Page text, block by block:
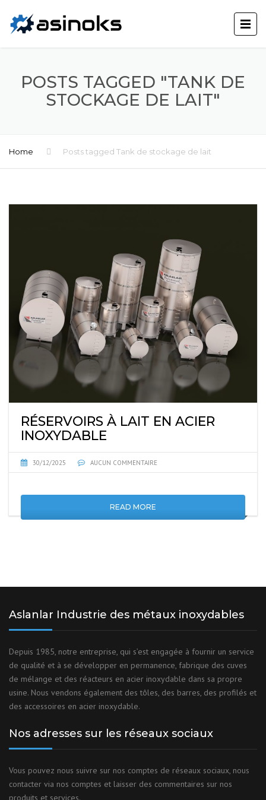
POSTS TAGGED "TANK DE
STOCKAGE DE LAIT"
Home Posts tagged Tank de stockage de lait
RÉSERVOIRS À LAIT EN ACIER
INOXYDABLE
30/12/2025 AUCUN COMMENTAIRE
READ MORE
Aslanlar Industrie des métaux inoxydables
Depuis 1985, notre entreprise, qui s’est engagée à fournir un service
de qualité et à se développer en permanence, fabrique des cuves
de mélange et des réacteurs en acier inoxydable dans sa propre
usine. Nous vendons également des tôles, des barres, des profilés et
des accessoires en acier inoxydable.
Nos adresses sur les réseaux sociaux
Vous pouvez nous suivre sur nos comptes de réseaux sociaux, nous
contacter via nos comptes et laisser des commentaires sur nos
produits et services.